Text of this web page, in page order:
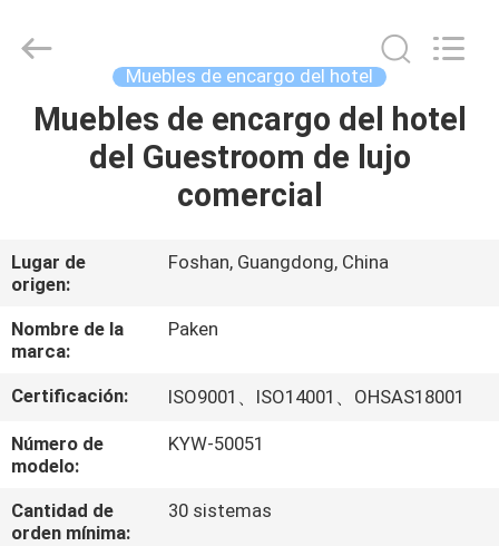
HOGAR
PRODUCTOS
SOBRE
NOSOTROS
VIAJE
DE
LA
FÁBRICA
Furniture
Reserved.
Muebles de encargo del hotel
Muebles de encargo del hotel
del Guestroom de lujo
comercial
Lugar de
origen:
Foshan, Guangdong, China
Nombre de la
marca:
Paken
Certificación: ISO9001、ISO14001、OHSAS18001
Número de
modelo:
KYW-50051
Cantidad de
orden mínima:
30 sistemas